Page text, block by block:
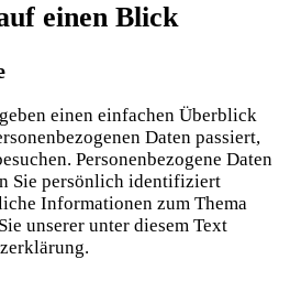
einen Blick
einen einfachen Überblick
Daten passiert,
Personenbezogene Daten
Sie persönlich identifiziert
Informationen zum Thema
unserer unter diesem Text